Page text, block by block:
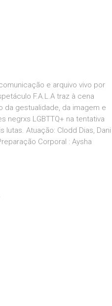
e arquivo vivo por
F.A.L.A traz à cena
da gestualidade, da imagem e
negrxs LGBTTQ+ na tentativa
Atuação: Clodd Dias, Dani
Corporal : Aysha